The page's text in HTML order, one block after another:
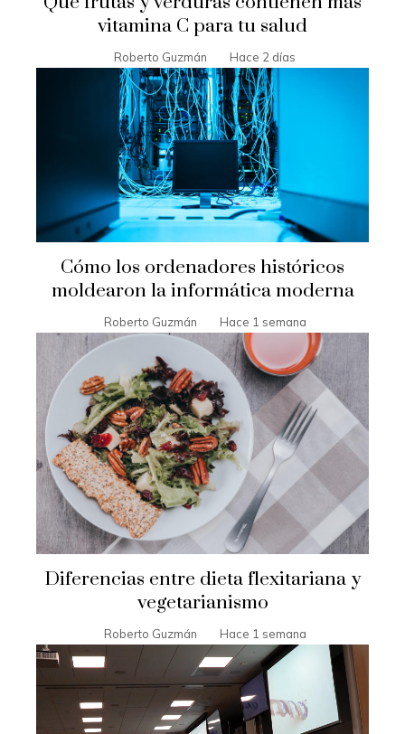
vitamina C para tu salud
Roberto Guzmán Hace 2 días
Cómo los ordenadores históricos
moldearon la informática moderna
Roberto Guzmán Hace 1 semana
Diferencias entre dieta flexitariana y
vegetarianismo
Roberto Guzmán Hace 1 semana